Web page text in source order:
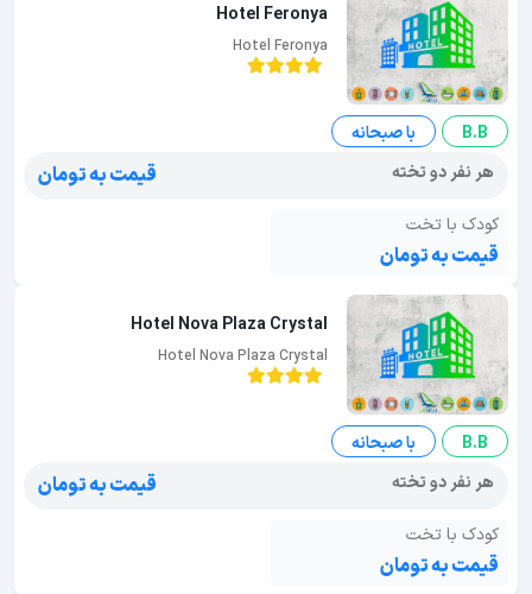
Hotel Feronya
Hotel Feronya
B.B
با صبحانه
هر نفر دو تخته
قیمت به تومان
کودک با تخت
قیمت به تومان
Hotel Nova Plaza Crystal
Hotel Nova Plaza Crystal
B.B
با صبحانه
هر نفر دو تخته
قیمت به تومان
کودک با تخت
قیمت به تومان